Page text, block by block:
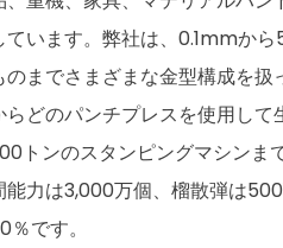
ています。弊社は、0.1mmか
のまでさまざまな金型構成を
らどのパンチプレスを使用し
トンのスタンピングマシンま
能力は3,000万個、榴散弾は
です。